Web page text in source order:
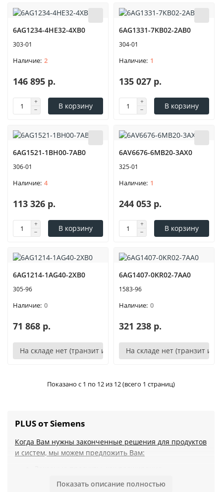
6AG1234-4HE32-4XB0
303-01
2
146 895 р.
В корзину
6AG1331-7KB02-2AB0
304-01
1
135 027 р.
В корзину
6AG1521-1BH00-7AB0
306-01
4
113 326 р.
В корзину
6AV6676-6MB20-3AX0
325-01
1
244 053 р.
В корзину
6AG1214-1AG40-2XB0
305-96
0
71 868 р.
На складе нет (транзит или аналог)
6AG1407-0KR02-7AA0
1583-96
0
321 238 р.
На складе нет (транзит или
Показано с 1 по 12 из 12 (всего 1 страниц)
PLUS от Siemens
Когда Вам нужны законченные решения для продуктов
и систем, мы можем предложить Вам:
возможностей основных продуктов: SIPLUS
Показать описание полностью